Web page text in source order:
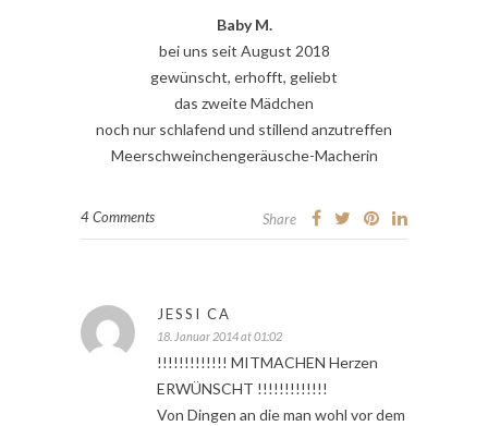
Baby M.
bei uns seit August 2018
gewünscht, erhofft, geliebt
das zweite Mädchen
noch nur schlafend und stillend anzutreffen
Meerschweinchengeräusche-Macherin
4 Comments Share
JESSI CA
18. Januar 2014 at 01:02
!!!!!!!!!!!!! MITMACHEN Herzen
ERWÜNSCHT !!!!!!!!!!!!!
Von Dingen an die man wohl vor dem